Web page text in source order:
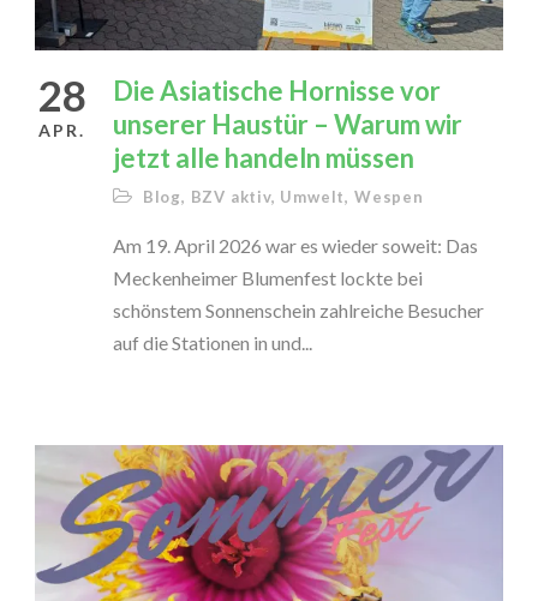
28
APR.
Die Asiatische Hornisse vor
unserer Haustür – Warum wir
jetzt alle handeln müssen
Blog, BZV aktiv, Umwelt, Wespen
Am 19. April 2026 war es wieder soweit: Das
Meckenheimer Blumenfest lockte bei
schönstem Sonnenschein zahlreiche Besucher
auf die Stationen in und...